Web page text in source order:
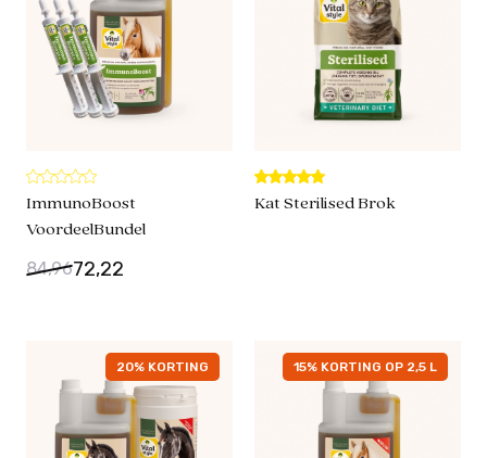
ImmunoBoost
VoordeelBundel
84,9672,22
Kat Sterilised Brok
20% KORTING 15% KORTING OP 2,5 L